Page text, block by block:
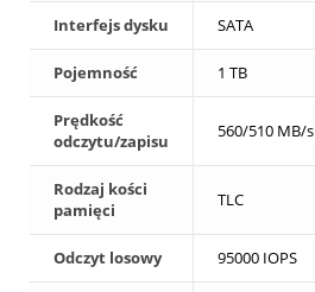
Interfejs dysku SATA
Pojemność 1 TB
Prędkość
odczytu/zapisu
560/510 MB/s
Rodzaj kości
pamięci
TLC
Odczyt losowy 95000 IOPS